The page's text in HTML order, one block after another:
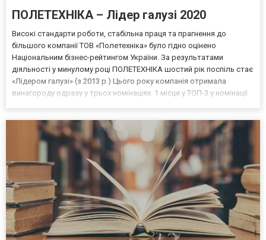
ПОЛЕТЕХНІКА – Лідер галузі 2020
Високі стандарти роботи, стабільна праця та прагнення до
більшого компанії ТОВ «Полетехніка» було гідно оцінено
Національним бізнес-рейтингом України. За результатами
діяльності у минулому році ПОЛЕТЕХНІКА шостий рік поспіль стає
«Лідером галузі» (з 2013 р.) Цього року компанія отримала
винагороду одразу у трьох номінаціях: 1 місце у ТОП-3 у номінації